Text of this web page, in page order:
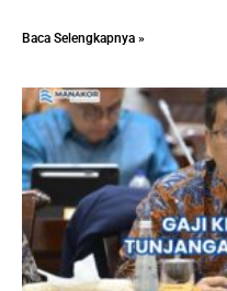
Baca Selengkapnya »